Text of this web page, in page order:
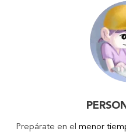
Prepárate en el menor